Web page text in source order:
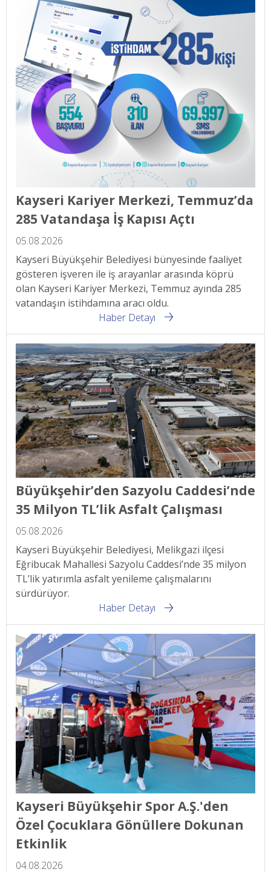
Kayseri Kariyer Merkezi, Temmuz’da
285 Vatandaşa İş Kapısı Açtı
05.08.2026
Kayseri Büyükşehir Belediyesi bünyesinde faaliyet
gösteren işveren ile iş arayanlar arasında köprü
olan Kayseri Kariyer Merkezi, Temmuz ayında 285
vatandaşın istihdamına aracı oldu.
Haber Detayı
Büyükşehir’den Sazyolu Caddesi’nde
35 Milyon TL’lik Asfalt Çalışması
05.08.2026
Kayseri Büyükşehir Belediyesi, Melikgazi ilçesi
Eğribucak Mahallesi Sazyolu Caddesi’nde 35 milyon
TL’lik yatırımla asfalt yenileme çalışmalarını
sürdürüyor.
Haber Detayı
Kayseri Büyükşehir Spor A.Ş.'den
Özel Çocuklara Gönüllere Dokunan
Etkinlik
04.08.2026